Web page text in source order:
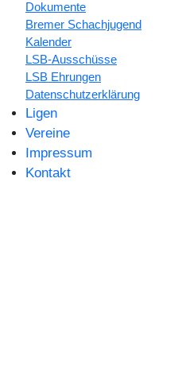
Dokumente
Bremer Schachjugend
Kalender
LSB-Ausschüsse
LSB Ehrungen
Datenschutzerklärung
Ligen
Vereine
Impressum
Kontakt